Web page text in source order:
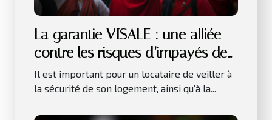
La garantie VISALE : une alliée
contre les risques d’impayés de
loyer
Il est important pour un locataire de veiller à
la sécurité de son logement, ainsi qu’à la...